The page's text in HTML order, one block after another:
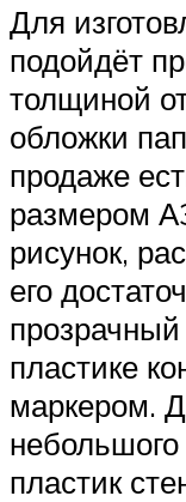
Для
подойдёт
толщиной
обложки
продаже
размером
рисунок,
его
пластике
маркером.
пластик